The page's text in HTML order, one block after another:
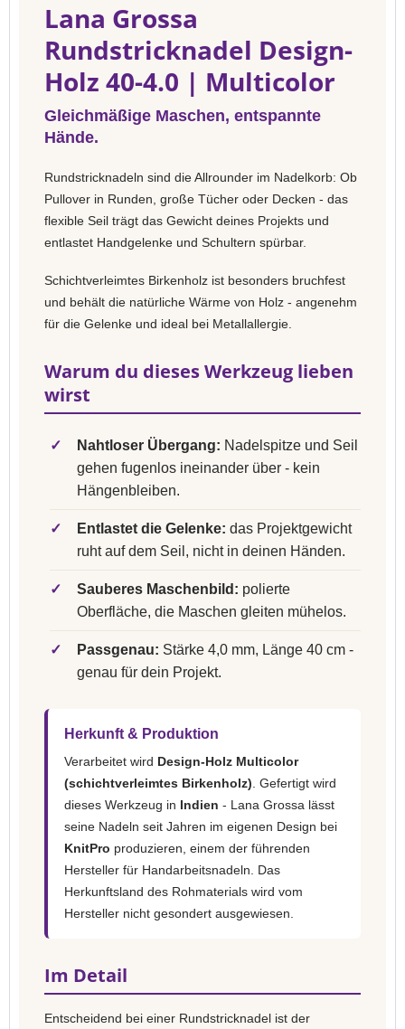
Lana Grossa
Rundstricknadel Design-
Holz 40-4.0 | Multicolor
Gleichmäßige Maschen, entspannte
Hände.
Rundstricknadeln sind die Allrounder im Nadelkorb: Ob
Pullover in Runden, große Tücher oder Decken - das
flexible Seil trägt das Gewicht deines Projekts und
entlastet Handgelenke und Schultern spürbar.
Schichtverleimtes Birkenholz ist besonders bruchfest
und behält die natürliche Wärme von Holz - angenehm
für die Gelenke und ideal bei Metallallergie.
Warum du dieses Werkzeug lieben
wirst
✓ Nahtloser Übergang: Nadelspitze und Seil
gehen fugenlos ineinander über - kein
Hängenbleiben.
✓ Entlastet die Gelenke: das Projektgewicht
ruht auf dem Seil, nicht in deinen Händen.
✓ Sauberes Maschenbild: polierte
Oberfläche, die Maschen gleiten mühelos.
✓ Passgenau: Stärke 4,0 mm, Länge 40 cm -
genau für dein Projekt.
Herkunft & Produktion
Verarbeitet wird Design-Holz Multicolor
(schichtverleimtes Birkenholz) . Gefertigt wird
dieses Werkzeug in Indien - Lana Grossa lässt
seine Nadeln seit Jahren im eigenen Design bei
KnitPro produzieren, einem der führenden
Hersteller für Handarbeitsnadeln. Das
Herkunftsland des Rohmaterials wird vom
Hersteller nicht gesondert ausgewiesen.
Im Detail
Entscheidend bei einer Rundstricknadel ist der